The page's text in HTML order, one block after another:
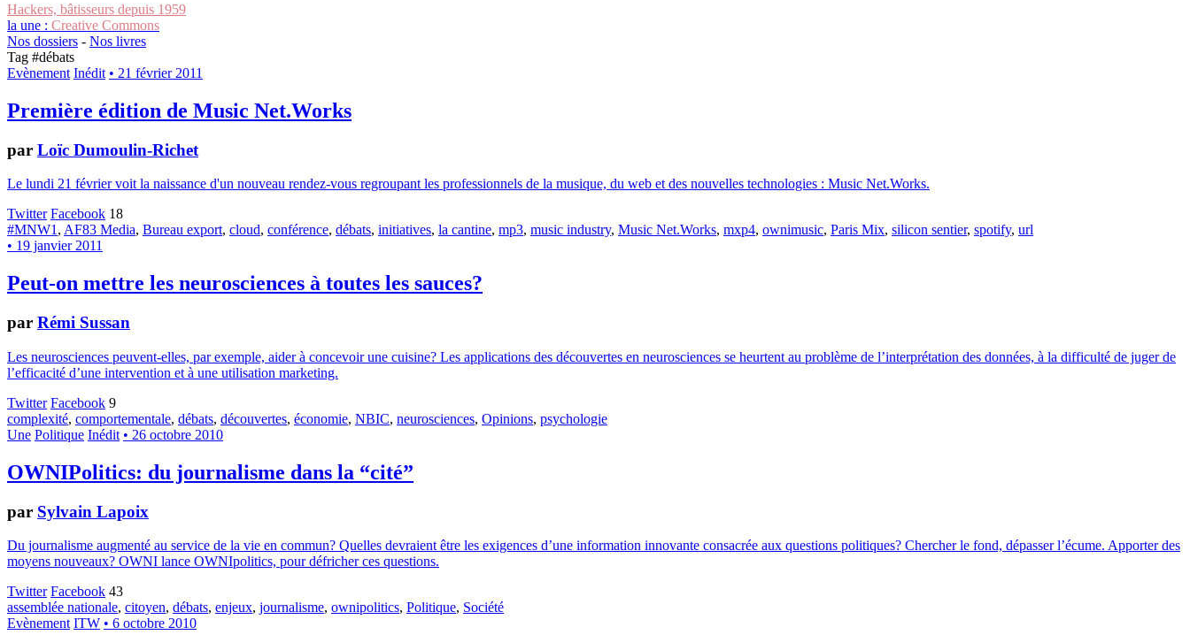
Hackers, bâtisseurs depuis 1959
la une : Creative Commons
Nos dossiers - Nos livres
Tag #débats
Evènement Inédit • 21 février 2011
Première édition de Music Net.Works
par Loïc Dumoulin-Richet
Le lundi 21 février voit la naissance d'un nouveau rendez-vous regroupant les professionnels de la musique, du web et des nouvelles technologies : Music Net.Works.
Twitter Facebook 18
#MNW1, AF83 Media, Bureau export, cloud, conférence, débats, initiatives, la cantine, mp3, music industry, Music Net.Works, mxp4, ownimusic, Paris Mix, silicon sentier, spotify, url
• 19 janvier 2011
Peut-on mettre les neurosciences à toutes les sauces?
par Rémi Sussan
Les neurosciences peuvent-elles, par exemple, aider à concevoir une cuisine? Les applications des découvertes en neurosciences se heurtent au problème de l’interprétation des données, à la difficulté de juger de
l’efficacité d’une intervention et à une utilisation marketing.
Twitter Facebook 9
complexité, comportementale, débats, découvertes, économie, NBIC, neurosciences, Opinions, psychologie
Une Politique Inédit • 26 octobre 2010
OWNIPolitics: du journalisme dans la “cité”
par Sylvain Lapoix
Du journalisme augmenté au service de la vie en commun? Quelles devraient être les exigences d’une information innovante consacrée aux questions politiques? Chercher le fond, dépasser l’écume. Apporter des
moyens nouveaux? OWNI lance OWNIpolitics, pour défricher ces questions.
Twitter Facebook 43
assemblée nationale, citoyen, débats, enjeux, journalisme, ownipolitics, Politique, Société
Evènement ITW • 6 octobre 2010